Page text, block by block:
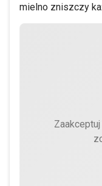
mielno zniszczy